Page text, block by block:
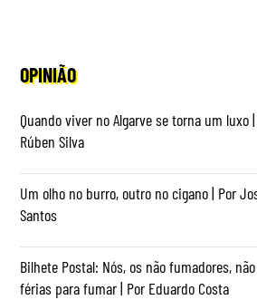
OPINIÃO
Quando viver no Algarve se torna um luxo
Rúben Silva
Um olho no burro, outro no cigano | Por
Santos
Bilhete Postal: Nós, os não fumadores,
férias para fumar | Por Eduardo Costa